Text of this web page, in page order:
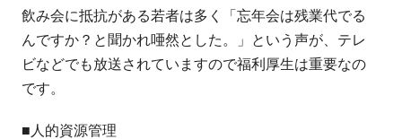
飲み会に抵抗がある若者は多く「忘年会は残業代でる
んですか？と聞かれ唖然とした。」という声が、テレ
ビなどでも放送されていますので福利厚生は重要なの
です。
■人的資源管理